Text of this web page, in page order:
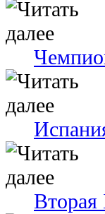
Вторая